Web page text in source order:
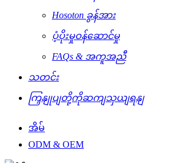
Hosoton ခွန်အား
ပံ့ပိုးမှုဝန်ဆောင်မှု
FAQs & အကူအညီ
သတင်း
ကြှနျုပျတို့ကိုဆကျသှယျရနျ
အိမ်
ODM & OEM